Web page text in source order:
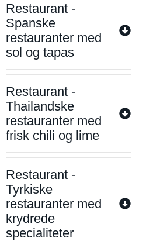
Restaurant -
Spanske
restauranter med
sol og tapas
Restaurant -
Thailandske
restauranter med
frisk chili og lime
Restaurant -
Tyrkiske
restauranter med
krydrede
specialiteter